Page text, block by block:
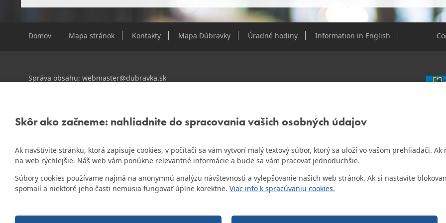
Skôr ako začneme: nahliadnite do spracovania vašich osobných údajov
Ak navštívite stránku, ktorá zapisuje cookies, v počítači sa vám vytvorí malý textový súbor, ktorý sa uloží vo vašom prehliadači.
na web rýchlejšie. Náš web vám ponúkne relevantné informácie a bude sa vám pracovať jednoduchšie.
Súbory cookies používame najmä na anonymnú analýzu návštevnosti a vylepšovanie našich web stránok. Ak si nastavíte
spomalí a niektoré jeho časti nemusia fungovať úplne korektne. Viac info k spracúvaniu cookies.
Domov Mapa stránok Kontakty Mapa Dúbravky Úradné hodiny Information in English
Správa obsahu: webmaster@dubravka.sk
Naša mestská časť získala 3. miesto v súťažiZlatyErb.sk
o najlepšiu internetovú stránku samospráv za
IČ
Číslo